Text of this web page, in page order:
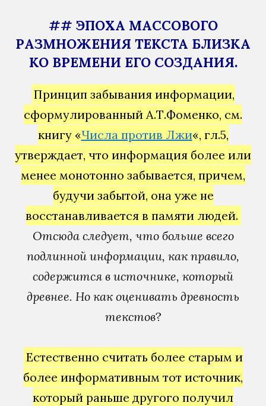
## ЭПОХА МАССОВОГО
РАЗМНОЖЕНИЯ ТЕКСТА БЛИЗКА
КО ВРЕМЕНИ ЕГО СОЗДАНИЯ.
Принцип забывания информации,
сформулированный А.Т.Фоменко, см.
книгу «Числа против Лжи«, гл.5,
утверждает, что информация более или
менее монотонно забывается, причем,
будучи забытой, она уже не
восстанавливается в памяти людей.
Отсюда следует, что больше всего
подлинной информации, как правило,
содержится в источнике, который
древнее. Но как оценивать древность
текстов?
Естественно считать более старым и
более информативным тот источник,
который раньше другого получил